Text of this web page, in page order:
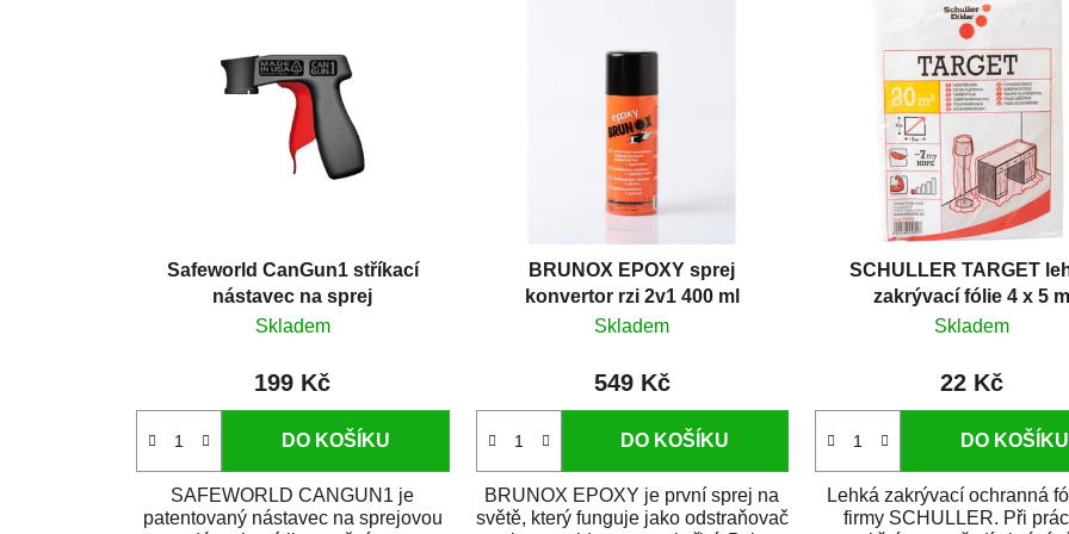
Safeworld CanGun1 stříkací
nástavec na sprej
Skladem
199 Kč
DO KOŠÍKU
SAFEWORLD CANGUN1 je
patentovaný nástavec na sprejovou
BRUNOX EPOXY sprej
konvertor rzi 2v1 400 ml
Skladem
549 Kč
DO KOŠÍKU
BRUNOX EPOXY je první sprej na
světě, který funguje jako odstraňovač
SCHULLER TARGET
zakrývací fólie 4 x 5 m
Skladem
22 Kč
DO KOŠÍKU
Lehká zakrývací ochranná
firmy SCHULLER. Při